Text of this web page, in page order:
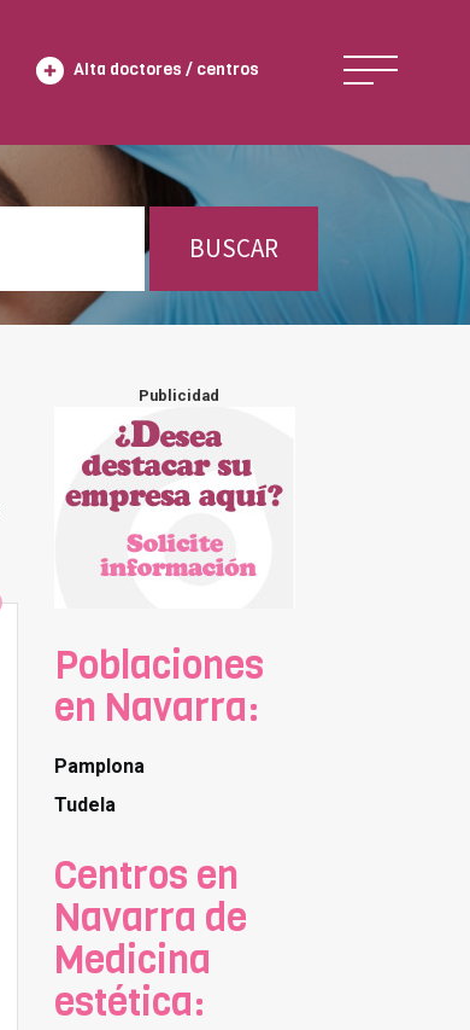
Alta doctores / centros
BUSCAR
Publicidad
Poblaciones
en Navarra:
Pamplona
Tudela
Centros en
Navarra de
Medicina
estética: